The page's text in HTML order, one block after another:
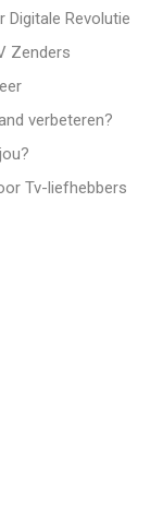
Digitale Revolutie
Zenders
verbeteren?
Tv-liefhebbers